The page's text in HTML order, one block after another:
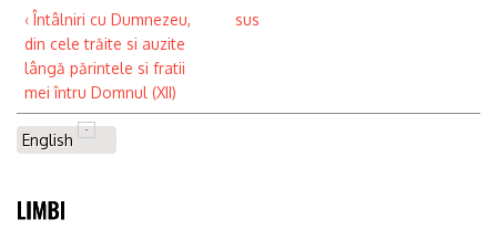
‹ Întâlniri cu Dumnezeu,
din cele trăite si auzite
lângă părintele si fratii
mei întru Domnul (XII)
sus
English